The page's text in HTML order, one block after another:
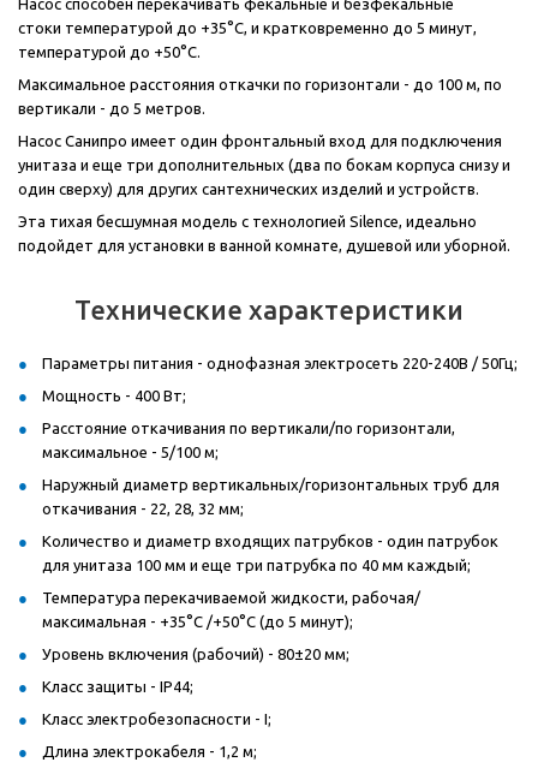
Насос способен перекачивать фекальные и безфекальные
стоки температурой до +35°С, и кратковременно до 5 минут,
температурой до +50°С.
Максимальное расстояния откачки по горизонтали - до 100 м, по
вертикали - до 5 метров.
Насос Санипро имеет один фронтальный вход для подключения
унитаза и еще три дополнительных (два по бокам корпуса снизу и
один сверху) для других сантехнических изделий и устройств.
Эта тихая бесшумная модель с технологией Silence, идеально
подойдет для установки в ванной комнате, душевой или уборной.
Технические характеристики
Параметры питания - однофазная электросеть 220-240В / 50Гц;
Мощность - 400 Вт;
Расстояние откачивания по вертикали/по горизонтали,
максимальное - 5/100 м;
Наружный диаметр вертикальных/горизонтальных труб для
откачивания - 22, 28, 32 мм;
Количество и диаметр входящих патрубков - один патрубок
для унитаза 100 мм и еще три патрубка по 40 мм каждый;
Температура перекачиваемой жидкости, рабочая/
максимальная - +35°С /+50°С (до 5 минут);
Уровень включения (рабочий) - 80±20 мм;
Класс защиты - IP44;
Класс электробезопасности - I;
Длина электрокабеля - 1,2 м;